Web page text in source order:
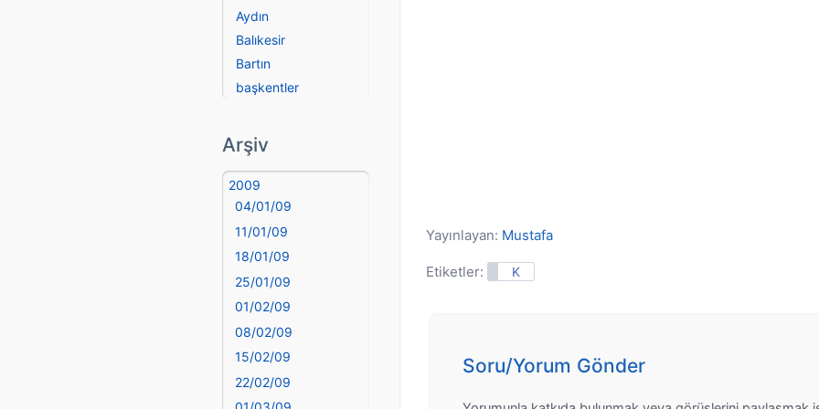
Yayınlayan: Mustafa
Etiketler: K
Soru/Yorum Gönder
Aydın
Balıkesir
Bartın
başkentler
Bayburt
Bilecik
Bingöl
Bitlis
Bolu
Burdur
Bursa
Çanakkale
Çankırı
Çorum
Arşiv
2009
04/01/09
11/01/09
18/01/09
25/01/09
01/02/09
08/02/09
15/02/09
22/02/09